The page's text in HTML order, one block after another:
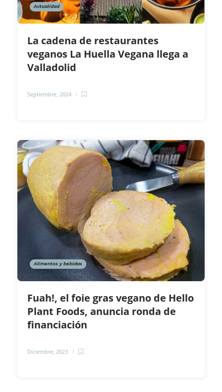
Actualidad
La cadena de restaurantes
veganos La Huella Vegana llega a
Valladolid
Septiembre, 2024
Alimentos y bebidas
Fuah!, el foie gras vegano de Hello
Plant Foods, anuncia ronda de
financiación
Diciembre, 2023